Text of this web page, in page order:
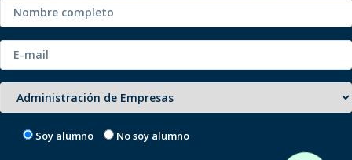
Soy alumno No soy alumno